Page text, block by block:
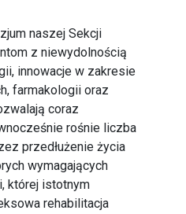
naszej Sekcji
z niewydolnością
innowacje w zakresie
farmakologii oraz
coraz
rośnie liczba
przedłużenie życia
wymagających
której istotnym
rehabilitacja